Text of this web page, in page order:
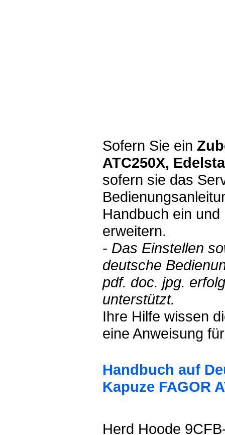
Sofern Sie ein
ATC250X,
sofern sie das
Handbuch ein
erweitern.
- Das Einstellen
deutsche
pdf. doc. jpg.
unterstützt.
Ihre Hilfe wissen
eine Anweisung
Handbuch auf
Kapuze FAGOR
Herd Hoode